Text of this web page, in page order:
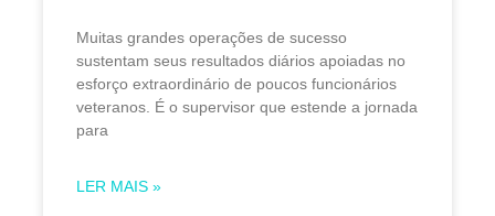
Muitas grandes operações de sucesso
sustentam seus resultados diários apoiadas no
esforço extraordinário de poucos funcionários
veteranos. É o supervisor que estende a jornada
para
LER MAIS »